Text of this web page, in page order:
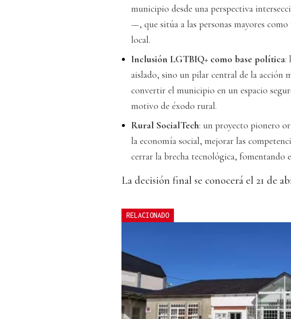
municipio desde una perspectiva
—, que sitúa a las personas mayores
local.
Inclusión LGTBIQ+ como base política:
aislado, sino un pilar central de la acción
convertir el municipio en un espacio
motivo de éxodo rural.
Rural SocialTech: un proyecto pionero
la economía social, mejorar las
cerrar la brecha tecnológica, fomentando
La decisión final se conocerá el 21 de
RELACIONADO